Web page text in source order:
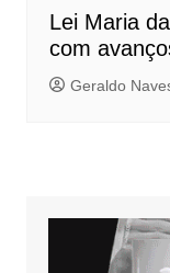
Lei Maria
com
Geraldo